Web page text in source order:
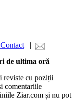
|
de ultima oră
reviste cu poziții
comentariile
Ziar.com și nu pot